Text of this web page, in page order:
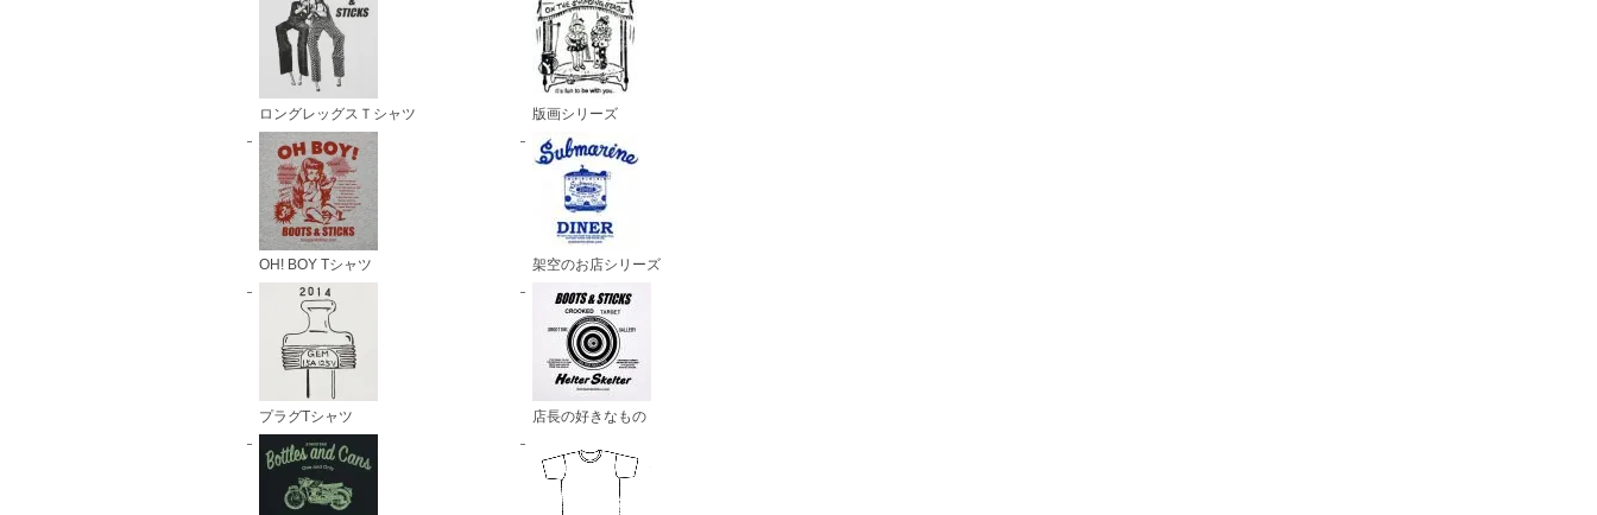
ロングレッグスＴシャツ
OH! BOY Tシャツ
プラグTシャツ
版画シリーズ
架空のお店シリーズ
店長の好きなもの